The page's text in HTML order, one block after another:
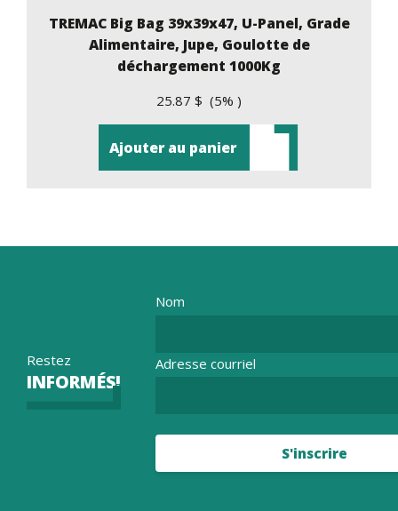
TREMAC Big Bag 39x39x47, U-Panel, Grade
Alimentaire, Jupe, Goulotte de
déchargement 1000Kg
25.87 $ (5% )
Ajouter au panier
Restez
INFORMÉS!
Nom
Adresse courriel
S'inscrire